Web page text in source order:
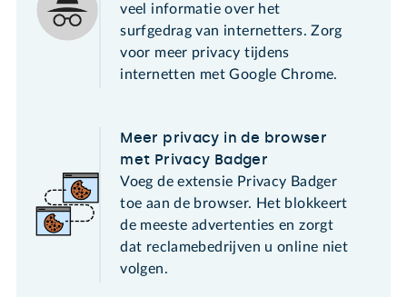
veel informatie over het
surfgedrag van internetters. Zorg
voor meer privacy tijdens
internetten met Google Chrome.
Meer privacy in de browser
met Privacy Badger
Voeg de extensie Privacy Badger
toe aan de browser. Het blokkeert
de meeste advertenties en zorgt
dat reclamebedrijven u online niet
volgen.